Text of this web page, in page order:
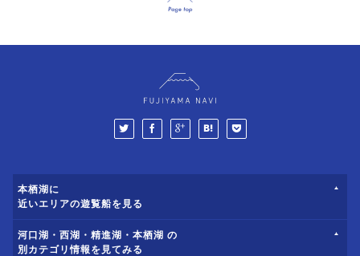
本栖湖に
近いエリアの遊覧船を見る
河口湖・西湖・精進湖・本栖湖 の
別カテゴリ情報を見てみる